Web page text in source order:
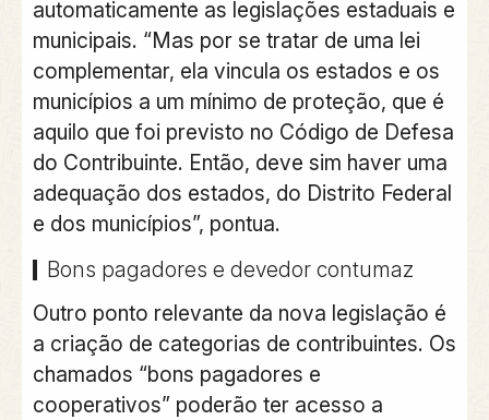
automaticamente as legislações estaduais e
municipais. “Mas por se tratar de uma lei
complementar, ela vincula os estados e os
municípios a um mínimo de proteção, que é
aquilo que foi previsto no Código de Defesa
do Contribuinte. Então, deve sim haver uma
adequação dos estados, do Distrito Federal
e dos municípios”, pontua.
Bons pagadores e devedor contumaz
Outro ponto relevante da nova legislação é
a criação de categorias de contribuintes. Os
chamados “bons pagadores e
cooperativos” poderão ter acesso a